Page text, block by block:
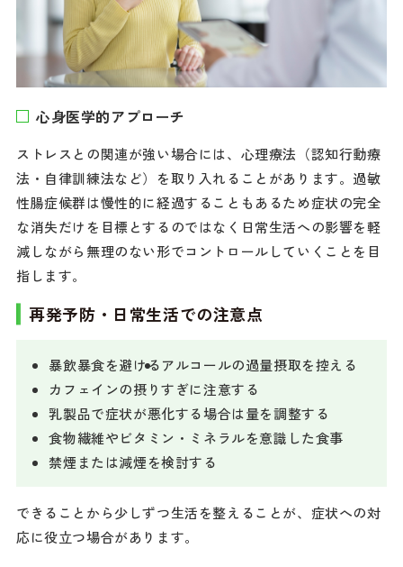
心身医学的アプローチ
ストレスとの関連が強い場合には、心理療法（認知行動療
法・自律訓練法など）を取り入れることがあります。過敏
性腸症候群は慢性的に経過することもあるため症状の完全
な消失だけを目標とするのではなく日常生活への影響を軽
減しながら無理のない形でコントロールしていくことを目
指します。
再発予防・日常生活での注意点
暴飲暴食を避けるアルコールの過量摂取を控える
カフェインの摂りすぎに注意する
乳製品で症状が悪化する場合は量を調整する
食物繊維やビタミン・ミネラルを意識した食事
禁煙または減煙を検討する
できることから少しずつ生活を整えることが、症状への対
応に役立つ場合があります。